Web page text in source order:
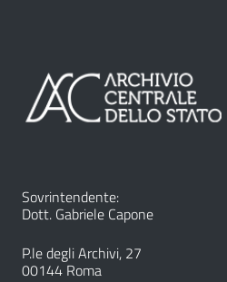
Sovrintendente:
Dott. Gabriele Capone
P.le degli Archivi, 27
00144 Roma